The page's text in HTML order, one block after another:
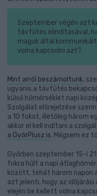
Szeptember végén azt
távfűtés elindításával,
maguk által
volna kapcsolni azt?
Mint arról beszámoltunk,
ugyanis a távfűtés
külső hőmérséklet napi
Szolgálat előrejelzése
a 10 fokot, illetőleg három
akkor el kell indítani a
a GyőrPlusz is. Mégsem ez
Győrben szeptember 15-i
fokra hűlt a napi
között, tehát három napon
azt jelenti, hogy az
elején be kellett volna